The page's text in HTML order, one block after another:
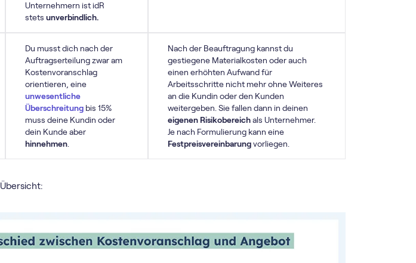
Unternehmern ist idR
stets unverbindlich.
Du musst dich nach der
Auftragserteilung zwar am
Kostenvoranschlag
orientieren, eine
unwesentliche
Überschreitungbis 15%
muss deine Kundin oder
dein Kunde aber
hinnehmen.
Nach der Beauftragung kannst du
gestiegene Materialkosten oder auch
einen erhöhten Aufwand für
Arbeitsschritte nicht mehr ohne Weiteres
an die Kundin oder den Kunden
weitergeben. Sie fallen dann in deinen
eigenen Risikobereichals Unternehmer.
Je nach Formulierung kann eine
Festpreisvereinbarungvorliegen.